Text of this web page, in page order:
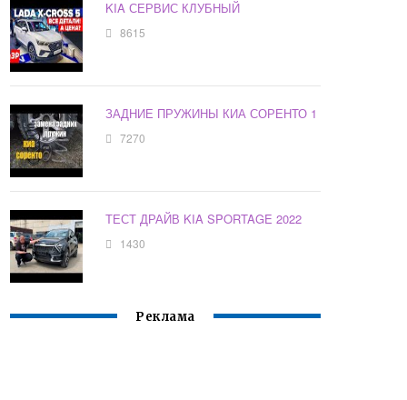
KIA СЕРВИС КЛУБНЫЙ
8615
ЗАДНИЕ ПРУЖИНЫ КИА СОРЕНТО 1
7270
ТЕСТ ДРАЙВ KIA SPORTAGE 2022
1430
Реклама